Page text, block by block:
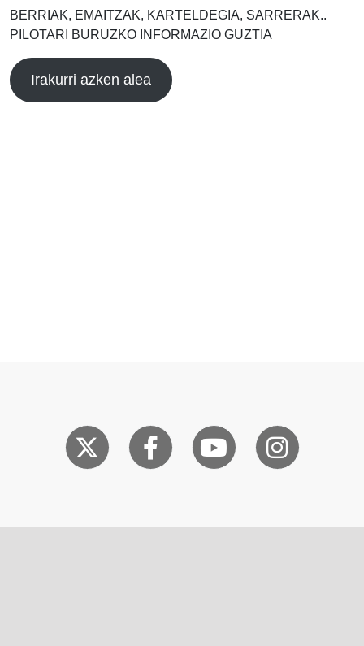
BERRIAK, EMAITZAK, KARTELDEGIA, SARRERAK..
PILOTARI BURUZKO INFORMAZIO GUZTIA
Irakurri azken alea